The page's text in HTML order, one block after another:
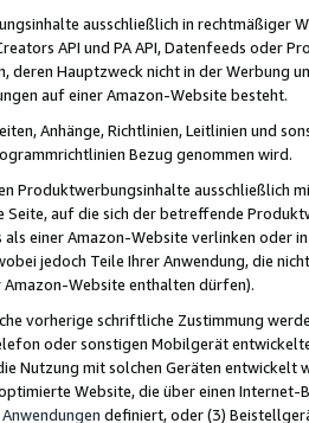
ausschließlich in rechtmäßiger
API und PA API, Datenfeeds oder
deren Hauptzweck nicht in der Werbung
auf einer Amazon-Website besteht.
Anhänge, Richtlinien, Leitlinien und
Bezug genommen wird.
Produktwerbungsinhalte ausschließlich
auf die sich der betreffende
einer Amazon-Website verlinken oder
jedoch Teile Ihrer Anwendung, die
Amazon-Website enthalten dürfen).
vorherige schriftliche Zustimmung
oder sonstigen Mobilgerät
Nutzung mit solchen Geräten
Website, die über einen
definiert, oder (3)